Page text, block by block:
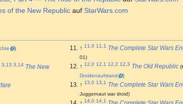
of the New Republic aufStarWars.com
)
3,13 3,14 The New
↑ 11,0 11,1 The Complete Star Wars
01)
↑ 12,0 12,1 12,2 12,3 The Old Republic
Droidenaufstand
)
↑ 13,0 13,1 The Complete Star Wars
Juggernaut war droid)
14,0 14,1